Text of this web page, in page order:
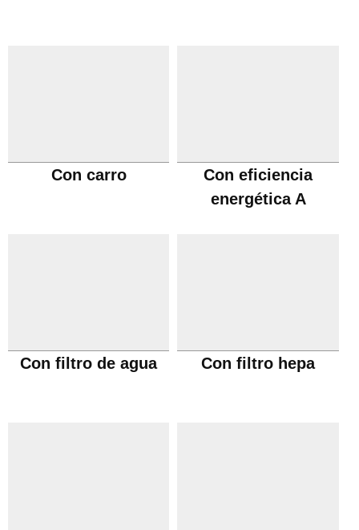
Con carro
Con eficiencia
energética A
Con filtro de agua Con filtro hepa